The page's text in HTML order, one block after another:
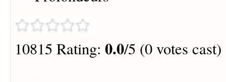
10815 Rating: 0.0/5 (0 votes cast)